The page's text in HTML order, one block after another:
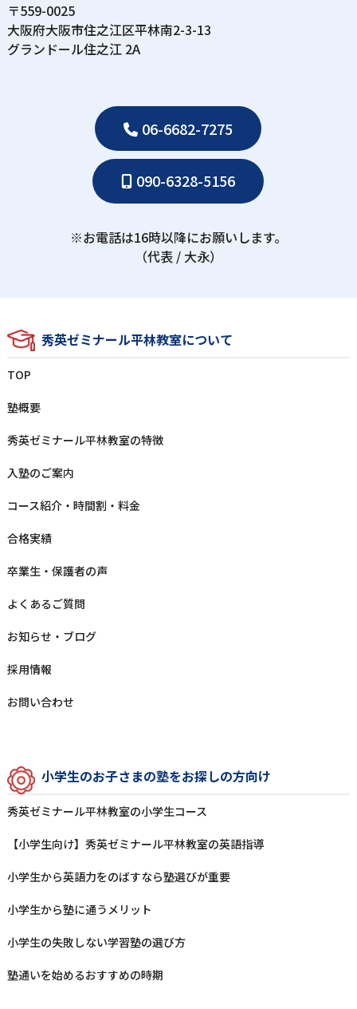
〒559-0025
⼤阪府⼤阪市住之江区平林南2-3-13
グランドール住之江 2A
06-6682-7275
090-6328-5156
※お電話は16時以降にお願いします。
（代表 / ⼤永）
秀英ゼミナール平林教室について
TOP
塾概要
秀英ゼミナール平林教室の特徴
⼊塾のご案内
コース紹介・時間割・料⾦
合格実績
卒業⽣‧保護者の声
よくあるご質問
お知らせ‧ブログ
採⽤情報
お問い合わせ
⼩学⽣のお⼦さまの塾をお探しの⽅向け
秀英ゼミナール平林教室の⼩学⽣コース
【小学生向け】秀英ゼミナール平林教室の英語指導
⼩学⽣から英語⼒をのばすなら塾選びが重要
⼩学⽣から塾に通うメリット
⼩学⽣の失敗しない学習塾の選び⽅
塾通いを始めるおすすめの時期